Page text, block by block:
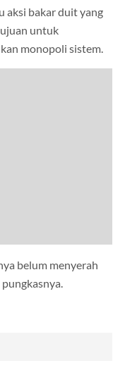
aksi bakar duit yang
untuk
monopoli sistem.
belum menyerah